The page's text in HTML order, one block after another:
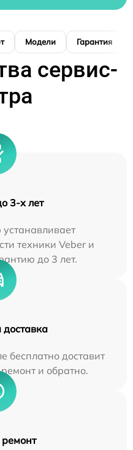
Модели Гарантия
сервис-
3-х лет
техники Veber и
до 3 лет.
доставка
бесплатно доставит
и обратно.